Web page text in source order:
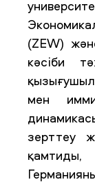
(ZEW)
кәсіби
мен
зерттеу